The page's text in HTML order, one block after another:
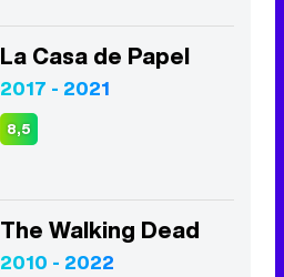
La Casa de Papel
2017 - 2021
8,5
The Walking Dead
2010 - 2022